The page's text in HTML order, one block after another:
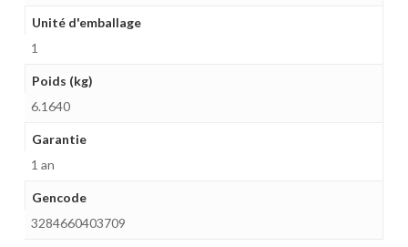
Unité d'emballage
1
Poids (kg)
6.1640
Garantie
1 an
Gencode
3284660403709